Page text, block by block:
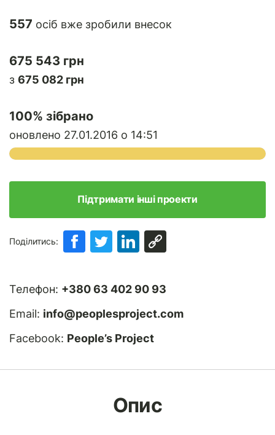
557 осіб вже зробили внесок
675 543 грн
з 675 082 грн
100% зібрано
оновлено 27.01.2016 о 14:51
Підтримати інші проекти
Поділитись:
Телефон: +380 63 402 90 93
Email: info@peoplesproject.com
Facebook: People’s Project
Опис